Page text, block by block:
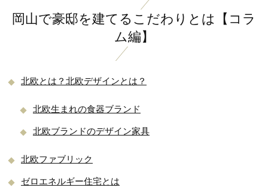
岡山で豪邸を建てるこだわりとは【コラ
ム編】
北欧とは？北欧デザインとは？
北欧生まれの食器ブランド
北欧ブランドのデザイン家具
北欧ファブリック
ゼロエネルギー住宅とは